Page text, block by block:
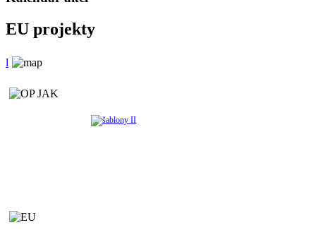
EU projekty
l